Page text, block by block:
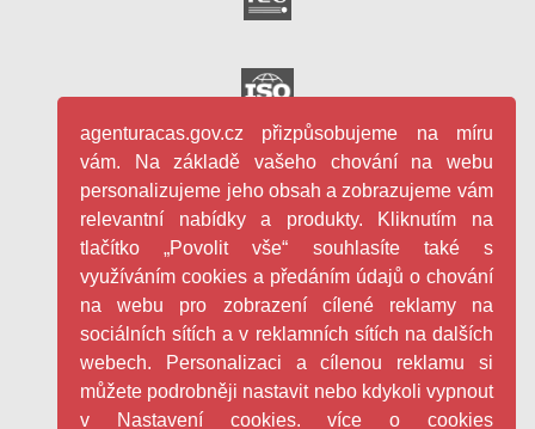
agenturacas.gov.cz přizpůsobujeme na míru
vám. Na základě vašeho chování na webu
personalizujeme jeho obsah a zobrazujeme vám
relevantní nabídky a produkty. Kliknutím na
tlačítko „Povolit vše“ souhlasíte také s
využíváním cookies a předáním údajů o chování
na webu pro zobrazení cílené reklamy na
sociálních sítích a v reklamních sítích na dalších
webech. Personalizaci a cílenou reklamu si
můžete podrobněji nastavit nebo kdykoli vypnout
v Nastavení cookies. více o cookies